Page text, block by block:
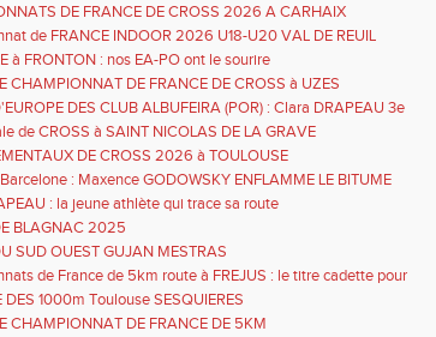
DE FRANCE DE CROSS 2026 A CARHAIX
de FRANCE INDOOR 2026 U18-U20 VAL DE REUIL
à FRONTON : nos EA-PO ont le sourire
CHAMPIONNAT DE FRANCE DE CROSS à UZES
DES CLUB ALBUFEIRA (POR) : Clara DRAPEAU 3e
avec le GTA
de CROSS à SAINT NICOLAS DE LA GRAVE
DE CROSS 2026 à TOULOUSE
: Maxence GODOWSKY ENFLAMME LE BITUME
: la jeune athlète qui trace sa route
BLAGNAC 2025
SUD OUEST GUJAN MESTRAS
de France de 5km route à FREJUS : le titre cadette pour
DES 1000m Toulouse SESQUIERES
CHAMPIONNAT DE FRANCE DE 5KM